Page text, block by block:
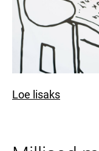
Loe lisaks